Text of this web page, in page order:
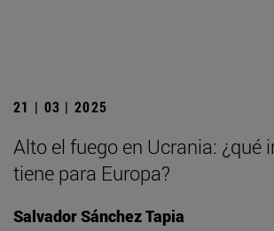
21 | 03 | 2025
Alto el fuego en Ucrania: ¿qué
tiene para Europa?
Salvador Sánchez Tapia